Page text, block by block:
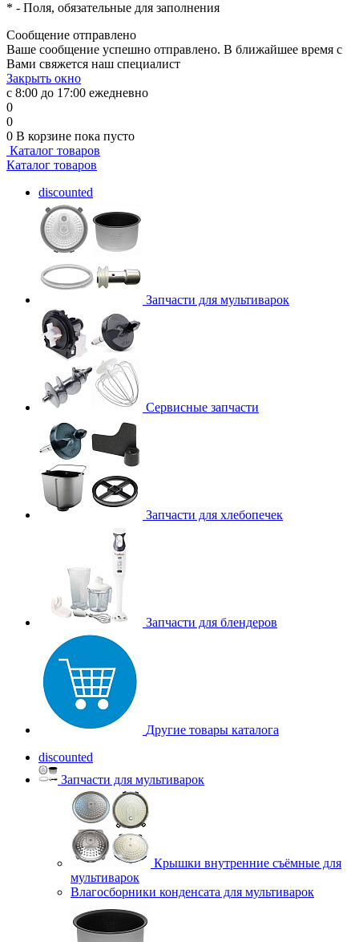
* - Поля, обязательные для заполнения
Сообщение отправлено
Ваше сообщение успешно отправлено. В ближайшее время с
Вами свяжется наш специалист
Закрыть окно
с 8:00 до 17:00 ежедневно
0
0
0 В корзине пока пусто
Каталог товаров
Каталог товаров
discounted
Запчасти для мультиварок
Сервисные запчасти
Запчасти для хлебопечек
Запчасти для блендеров
Другие товары каталога
discounted
Запчасти для мультиварок
Крышки внутренние съёмные для
мультиварок
Влагосборники конденсата для мультиварок